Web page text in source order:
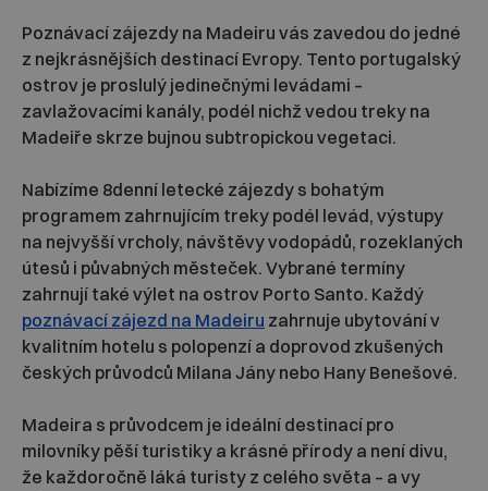
Poznávací zájezdy na Madeiru vás zavedou do jedné
z nejkrásnějších destinací Evropy. Tento portugalský
ostrov je proslulý jedinečnými levádami –
zavlažovacími kanály, podél nichž vedou treky na
Madeiře skrze bujnou subtropickou vegetaci.
Nabízíme 8denní letecké zájezdy s bohatým
programem zahrnujícím treky podél levád, výstupy
na nejvyšší vrcholy, návštěvy vodopádů, rozeklaných
útesů i půvabných městeček. Vybrané termíny
zahrnují také výlet na ostrov Porto Santo. Každý
poznávací zájezd na Madeiru zahrnuje ubytování v
kvalitním hotelu s polopenzí a doprovod zkušených
českých průvodců Milana Jány nebo Hany Benešové.
Madeira s průvodcem je ideální destinací pro
milovníky pěší turistiky a krásné přírody a není divu,
že každoročně láká turisty z celého světa – a vy